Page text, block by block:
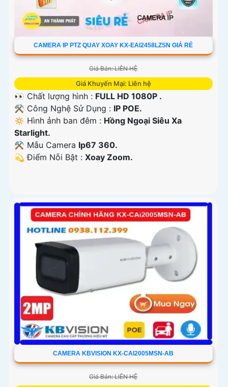
CAMERA IP PTZ QUAY XOAY KX-EAI2458LZSN GIÁ RẺ
Giá Bán: LIÊN HỆ
Giá Khuyến Mại: Liên hệ
👀 Chất lượng hình : FULL HD 1080P .
⚒ Công Nghệ Sử Dụng : IP POE.
🔅 Hình ảnh ban đêm : Hồng Ngoại Siêu Xa
Starlight.
⚒ Mẫu Camera Ip67 360.
️💫 Điểm Nỗi Bật : Xoay Zoom.
CAMERA KBVISION KX-CAI2005MSN-AB
Giá Bán: LIÊN HỆ